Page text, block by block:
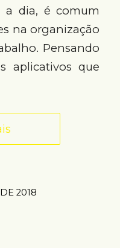
a dia, é comum
na organização
Pensando
aplicativos que
2018